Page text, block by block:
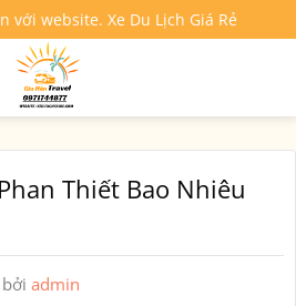
với website. Xe Du Lịch Giá Rẻ
Thiết Bao Nhiêu
bởi admin